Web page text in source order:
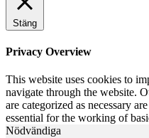
Stäng
Privacy Overview
This website uses cookies to
navigate through the website.
are categorized as necessary
essential for the working of
Nödvändiga